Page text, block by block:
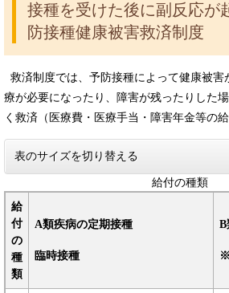
接種を受けた後に副反応が
防接種健康被害救済制度
救済制度では、予防接種によって健康被害
療が必要になったり、障害が残ったりした
く救済（医療費・医療手当・障害年金等の
表のサイズを切り替える
給付の種類
給
付
の
種
類
A類疾病の定期接種
臨時接種
B